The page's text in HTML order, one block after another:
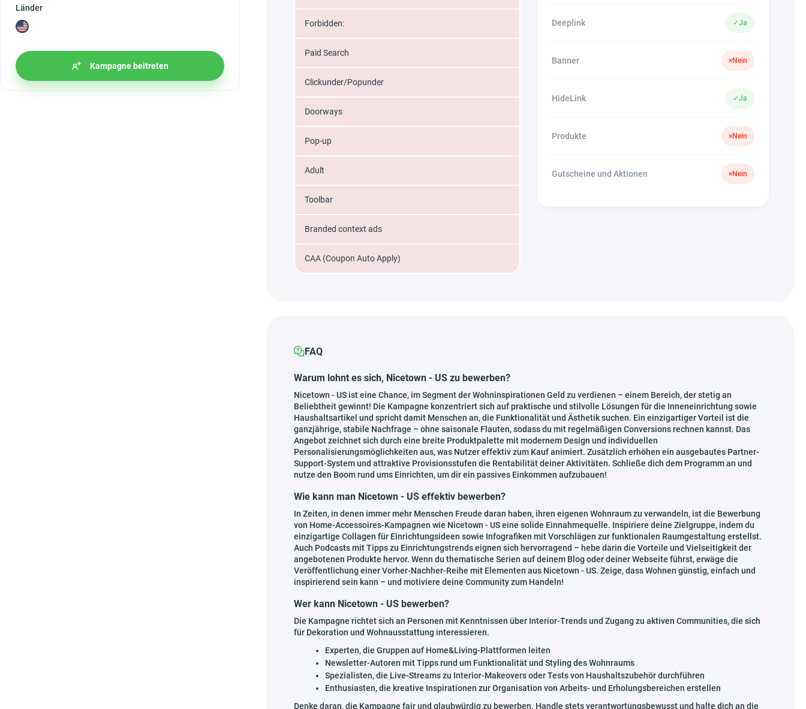
Länder
Kampagne beitreten
Forbidden:
Paid Search
Clickunder/Popunder
Doorways
Pop-up
Adult
Toolbar
Branded context ads
CAA (Coupon Auto Apply)
Deeplink ✓Ja
Banner ×Nein
HideLink ✓Ja
Produkte ×Nein
Gutscheine und Aktionen ×Nein
FAQ
Warum lohnt es sich, Nicetown - US zu bewerben?
Nicetown - US ist eine Chance, im Segment der Wohninspirationen Geld zu verdienen – einem Bereich, der stetig an
Beliebtheit gewinnt! Die Kampagne konzentriert sich auf praktische und stilvolle Lösungen für die Inneneinrichtung sowie
Haushaltsartikel und spricht damit Menschen an, die Funktionalität und Ästhetik suchen. Ein einzigartiger Vorteil ist die
ganzjährige, stabile Nachfrage – ohne saisonale Flauten, sodass du mit regelmäßigen Conversions rechnen kannst. Das
Angebot zeichnet sich durch eine breite Produktpalette mit modernem Design und individuellen
Personalisierungsmöglichkeiten aus, was Nutzer effektiv zum Kauf animiert. Zusätzlich erhöhen ein ausgebautes Partner-
Support-System und attraktive Provisionsstufen die Rentabilität deiner Aktivitäten. Schließe dich dem Programm an und
nutze den Boom rund ums Einrichten, um dir ein passives Einkommen aufzubauen!
Wie kann man Nicetown - US effektiv bewerben?
In Zeiten, in denen immer mehr Menschen Freude daran haben, ihren eigenen Wohnraum zu verwandeln, ist die Bewerbung
von Home-Accessoires-Kampagnen wie Nicetown - US eine solide Einnahmequelle. Inspiriere deine Zielgruppe, indem du
einzigartige Collagen für Einrichtungsideen sowie Infografiken mit Vorschlägen zur funktionalen Raumgestaltung erstellst.
Auch Podcasts mit Tipps zu Einrichtungstrends eignen sich hervorragend – hebe darin die Vorteile und Vielseitigkeit der
angebotenen Produkte hervor. Wenn du thematische Serien auf deinem Blog oder deiner Webseite führst, erwäge die
Veröffentlichung einer Vorher-Nachher-Reihe mit Elementen aus Nicetown - US. Zeige, dass Wohnen günstig, einfach und
inspirierend sein kann – und motiviere deine Community zum Handeln!
Wer kann Nicetown - US bewerben?
Die Kampagne richtet sich an Personen mit Kenntnissen über Interior-Trends und Zugang zu aktiven Communities, die sich
für Dekoration und Wohnausstattung interessieren.
Experten, die Gruppen auf Home&Living-Plattformen leiten
Newsletter-Autoren mit Tipps rund um Funktionalität und Styling des Wohnraums
Spezialisten, die Live-Streams zu Interior-Makeovers oder Tests von Haushaltszubehör durchführen
Enthusiasten, die kreative Inspirationen zur Organisation von Arbeits- und Erholungsbereichen erstellen
Denke daran, die Kampagne fair und glaubwürdig zu bewerben. Handle stets verantwortungsbewusst und halte dich an die